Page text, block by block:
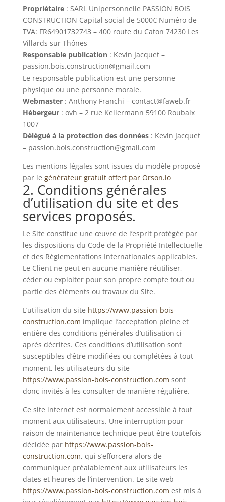
Propriétaire: SARL Unipersonnelle PASSION BOIS
CONSTRUCTION Capital social de 5000€ Numéro de
TVA: FR64901732743 – 400 route du Caton 74230 Les
Villards sur Thônes
Responsable publication: Kevin Jacquet –
passion.bois.construction@gmail.com
Le responsable publication est une personne
physique ou une personne morale.
Webmaster: Anthony Franchi – contact@faweb.fr
Hébergeur: ovh – 2 rue Kellermann 59100 Roubaix
1007
Délégué à la protection des données: Kevin Jacquet
– passion.bois.construction@gmail.com
Les mentions légales sont issues du modèle proposé
par le générateur gratuit offert par Orson.io
2. Conditions générales
d’utilisation du site et des
services proposés.
Le Site constitue une œuvre de l’esprit protégée par
les dispositions du Code de la Propriété Intellectuelle
et des Réglementations Internationales applicables.
Le Client ne peut en aucune manière réutiliser,
céder ou exploiter pour son propre compte tout ou
partie des éléments ou travaux du Site.
L’utilisation du site https://www.passion-bois-
construction.com implique l’acceptation pleine et
entière des conditions générales d’utilisation ci-
après décrites. Ces conditions d’utilisation sont
susceptibles d’être modifiées ou complétées à tout
moment, les utilisateurs du site
https://www.passion-bois-construction.com sont
donc invités à les consulter de manière régulière.
Ce site internet est normalement accessible à tout
moment aux utilisateurs. Une interruption pour
raison de maintenance technique peut être toutefois
décidée par https://www.passion-bois-
construction.com, qui s’efforcera alors de
communiquer préalablement aux utilisateurs les
dates et heures de l’intervention. Le site web
https://www.passion-bois-construction.com est mis à